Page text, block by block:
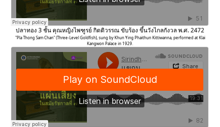
ปลาทอง 3 ชั้น คุณหญิงไพฑูรย์ กิตติวรรณ ขับร้อง ขึ้นวังไกลกังวล พ.ศ. 2472
"Pla Thong Sam Chan" (Three-Level Goldfish), sung by Khun Ying Phaithun Kittiwanna, performed at Klai
Kangwon Palace in 1929.